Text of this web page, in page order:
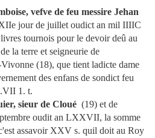
vefve de feu messire Jehan
jour de juillet oudict an mil IIIIC
tournois pour le devoir deû au
la terre et seigneurie de
(18), que tient ladicte dame
des enfans de sondict feu
1. t.
sieur de Cloué (19) et de
oudit an LXXVII, la somme
assavoir XXV s. quil doit au Roy